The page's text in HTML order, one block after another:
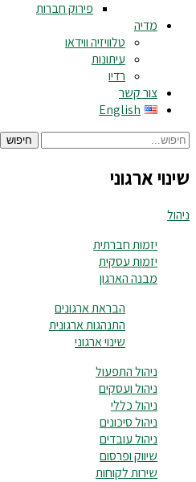
פירוק חברות
מדיה
טלוויזיה ווידאו
עיתונות
רדיו
צור קשר
English
חיפוש
שינוי ארגוני
ניהול
יזמות חברתית
יזמות עסקית
מבנה הארגון
הבראת ארגונים
התנהגות ארגונית
שינוי ארגוני
ניהול התפעול
ניהול ועסקים
ניהול כללי
ניהול סיכונים
ניהול עובדים
שיווק ופרסום
שירות לקוחות